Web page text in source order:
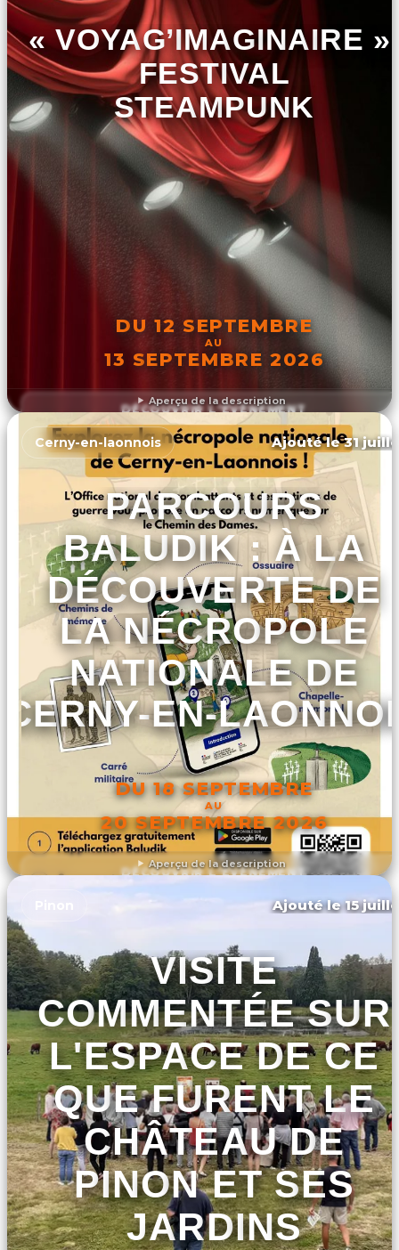
Aperçu de la description
« VOYAG’IMAGINAIRE »,
FESTIVAL
STEAMPUNK
DU 12 SEPTEMBRE
AU
13 SEPTEMBRE 2026
DÉCOUVRIR L'ÉVÉNEMENT
Aperçu de la description
Cerny-en-laonnois Ajouté le 31
PARCOURS
BALUDIK : À LA
DÉCOUVERTE DE
LA NÉCROPOLE
NATIONALE DE
CERNY-EN-
DU 18 SEPTEMBRE
AU
20 SEPTEMBRE 2026
DÉCOUVRIR L'ÉVÉNEMENT
Ajouté le 15
VISITE
COMMENTÉE SUR
L'ESPACE DE CE
QUE FURENT LE
CHÂTEAU DE
PINON ET SES
JARDINS